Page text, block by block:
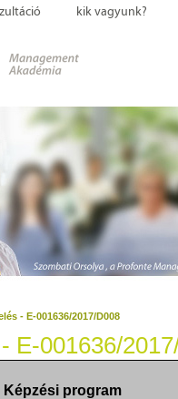
kik vagyunk?
- E-001636/2017/D008
E-001636/
Képzési program